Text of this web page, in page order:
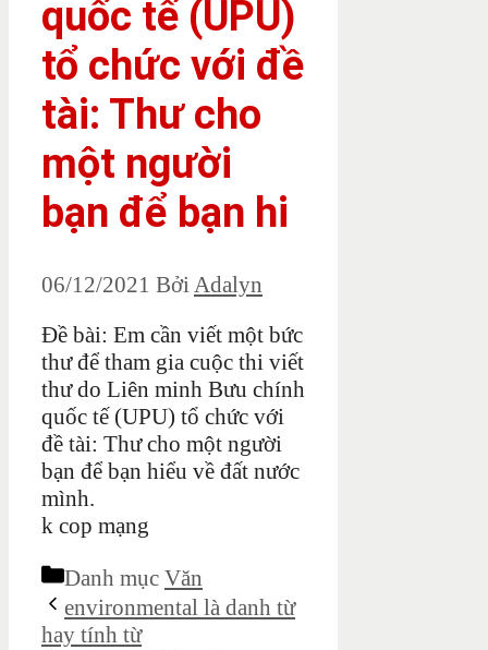
quốc tế (UPU)
tổ chức với đề
tài: Thư cho
một người
bạn để bạn hi
06/12/2021 BởiAdalyn
Đề bài: Em cần viết một bức
thư để tham gia cuộc thi viết
thư do Liên minh Bưu chính
quốc tế (UPU) tổ chức với
đề tài: Thư cho một người
bạn để bạn hiểu về đất nước
mình.
k cop mạng
Danh mục Văn
environmental là danh từ
hay tính từ